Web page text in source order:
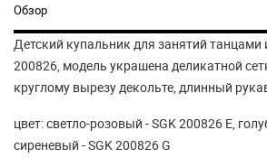
Обзор
Детский купальник для занятий танцами
200826, модель украшена деликатной
круглому вырезу декольте, длинный
цвет: светло-розовый - SGK 200826 Е,
сиреневый - SGK 200826 G